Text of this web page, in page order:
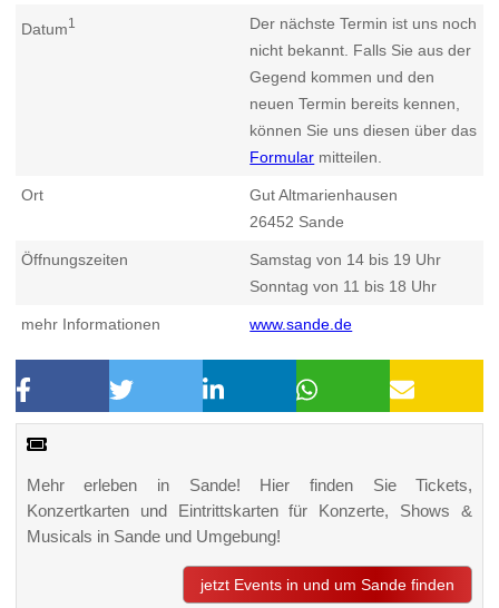
Datum1
Der nächste Termin ist uns noch
nicht bekannt. Falls Sie aus der
Gegend kommen und den
neuen Termin bereits kennen,
können Sie uns diesen über das
Formular mitteilen.
Ort
Gut Altmarienhausen
26452 Sande
Öffnungszeiten
Samstag von 14 bis 19 Uhr
Sonntag von 11 bis 18 Uhr
mehr Informationen www.sande.de
Mehr erleben in Sande! Hier finden Sie Tickets,
Konzertkarten und Eintrittskarten für Konzerte, Shows &
Musicals in Sande und Umgebung!
jetzt Events in und um Sande finden